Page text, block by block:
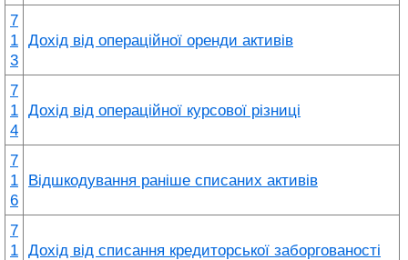
7
1
3
Дохід від операційної оренди активів
7
1
4
Дохід від операційної курсової різниці
7
1
6
Відшкодування раніше списаних активів
7
1 Дохід від списання кредиторської заборгованості